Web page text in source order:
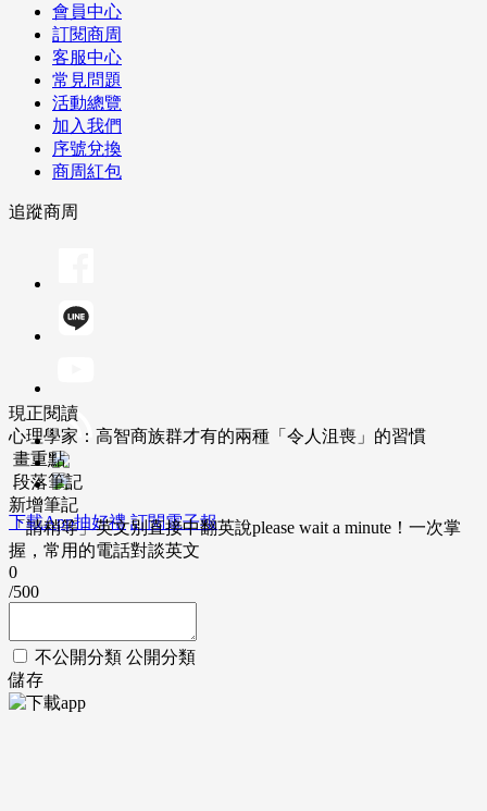
會員中心
訂閱商周
客服中心
常見問題
活動總覽
加入我們
序號兌換
商周紅包
追蹤商周
下載App抽好禮 訂閱電子報
現正閱讀
心理學家：高智商族群才有的兩種「令人沮喪」的習慣
畫重點
段落筆記
新增筆記
「請稍等」英文別直接中翻英說please wait a minute！一次掌
握，常用的電話對談英文
0
/500
不公開分類 公開分類
儲存